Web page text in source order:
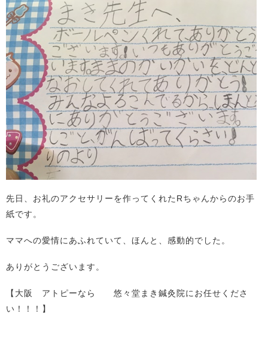
先日、お礼のアクセサリーを作ってくれたRちゃんからのお手
紙です。
ママへの愛情にあふれていて、ほんと、感動的でした。
ありがとうございます。
【大阪 アトピーなら 悠々堂まき鍼灸院にお任せくださ
い！！！】